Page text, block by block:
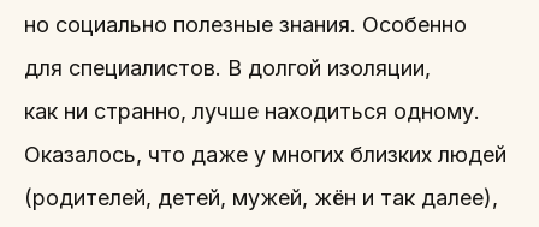
но социально полезные знания. Особенно
для специалистов. В долгой изоляции,
как ни странно, лучше находиться одному.
Оказалось, что даже у многих близких людей
(родителей, детей, мужей, жён и так далее),